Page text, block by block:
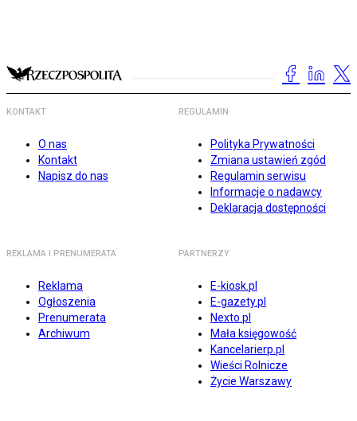
KONTAKT
O nas
Kontakt
Napisz do nas
REGULAMIN
Polityka Prywatności
Zmiana ustawień zgód
Regulamin serwisu
Informacje o nadawcy
Deklaracja dostępności
REKLAMA I PRENUMERATA
Reklama
Ogłoszenia
Prenumerata
Archiwum
PARTNERZY
E-kiosk.pl
E-gazety.pl
Nexto.pl
Mała księgowość
Kancelarierp.pl
Wieści Rolnicze
Życie Warszawy